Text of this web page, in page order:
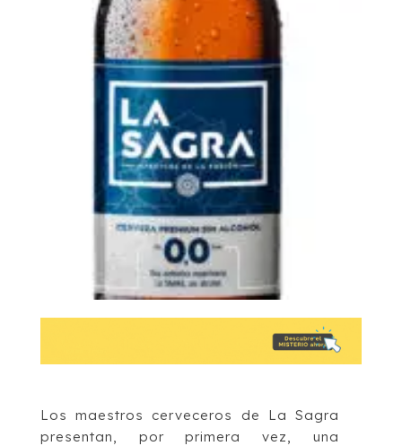
Los maestros cerveceros de La Sagra
presentan, por primera vez, una